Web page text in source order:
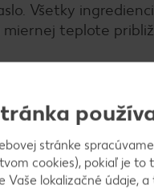
Všetky
teplote
a odliepať sa od dna
stránke
cookies), pokiaľ je
Vaše lokalizačné údaje,